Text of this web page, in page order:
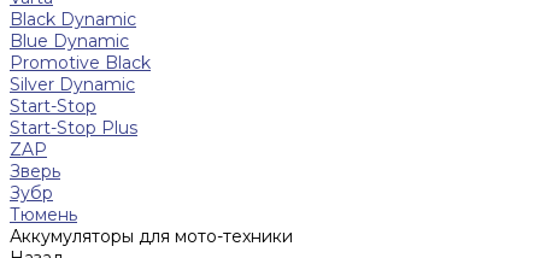
Black Dynamic
Blue Dynamic
Promotive Black
Silver Dynamic
Start-Stop
Start-Stop Plus
ZAP
Зверь
Зубр
Тюмень
Аккумуляторы для мото-техники